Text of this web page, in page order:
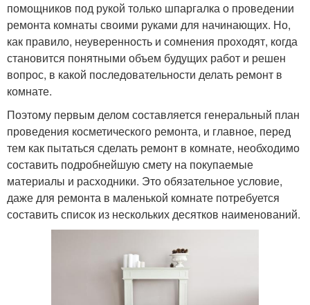
помощников под рукой только шпаргалка о проведении
ремонта комнаты своими руками для начинающих. Но,
как правило, неуверенность и сомнения проходят, когда
становится понятными объем будущих работ и решен
вопрос, в какой последовательности делать ремонт в
комнате.
Поэтому первым делом составляется генеральный план
проведения косметического ремонта, и главное, перед
тем как пытаться сделать ремонт в комнате, необходимо
составить подробнейшую смету на покупаемые
материалы и расходники. Это обязательное условие,
даже для ремонта в маленькой комнате потребуется
составить список из нескольких десятков наименований.